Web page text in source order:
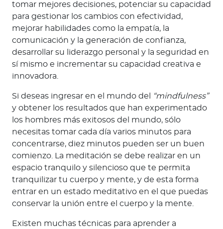
tomar mejores decisiones, potenciar su capacidad
para gestionar los cambios con efectividad,
mejorar habilidades como la empatía, la
comunicación y la generación de confianza,
desarrollar su liderazgo personal y la seguridad en
sí mismo e incrementar su capacidad creativa e
innovadora.
Si deseas ingresar en el mundo del
“mindfulness”
y obtener los resultados que han experimentado
los hombres más exitosos del mundo, sólo
necesitas tomar cada día varios minutos para
concentrarse, diez minutos pueden ser un buen
comienzo. La meditación se debe realizar en un
espacio tranquilo y silencioso que te permita
tranquilizar tu cuerpo y mente, y de esta forma
entrar en un estado meditativo en el que puedas
conservar la unión entre el cuerpo y la mente.
Existen muchas técnicas para aprender a